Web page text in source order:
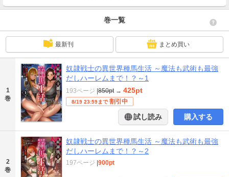
巻一覧
最新刊 まとめ買い
1
巻
奴隷戦士の異世界種馬生活 ～魔法も武術も最強
だしハーレムまで！？～1
193ページ |850pt → 425pt
8/19 23:59まで 割引中
試し読み 購入する
2
巻
奴隷戦士の異世界種馬生活 ～魔法も武術も最強
だしハーレムまで！？～2
197ページ |900pt